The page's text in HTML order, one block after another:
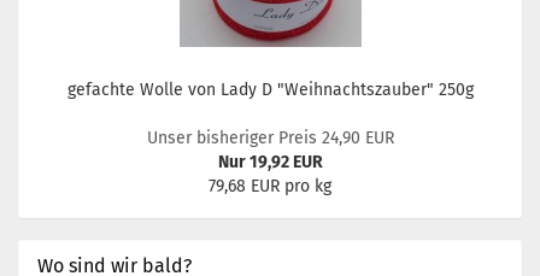
gefachte Wolle von Lady D "Weihnachtszauber" 250g
Unser bisheriger Preis 24,90 EUR
Nur 19,92 EUR
79,68 EUR pro kg
Wo sind wir bald?